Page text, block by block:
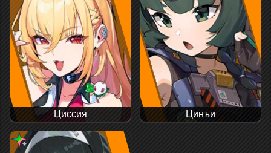
Циссия Цинъи